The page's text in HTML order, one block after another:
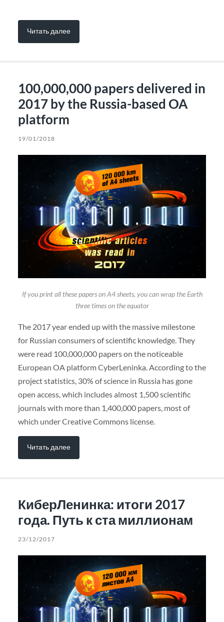
Читать далее
100,000,000 papers delivered in
2017 by the Russia-based OA
platform
19/01/2018
If you print all these papers on A4 sheets, you can wrap the Earth
three times on the equator
The 2017 year ended up with the massive milestone
for Russian consumers of scientific knowledge. They
were read 100,000,000 papers on the noticeable
European OA platform CyberLeninka. According to the
project statistics, 30% of science in Russia has gone
open access, which includes almost 1,500 scientific
journals with more than 1,400,000 papers, most of
which under Creative Commons license.
Читать далее
КиберЛенинка: итоги 2017
года. Путь к ста миллионам
23/12/2017